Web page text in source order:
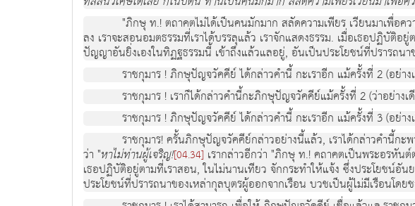
"ภิกษุ ท.! ตถาคตไม่ได้เป็นคนมักมาก สลัดความเพียร เวียนมาเพื่อ
ลง เราจะสอนอมตธรรมที่เราได้บรรลุแล้ว เราจักแสดงธรรม. เมื่อเธอปฏิบัติ
ปัญญาอันยิ่งเองในทิฏฐธรรมนี้ เข้าถึงแล้วแลอยู่, อันเป็นประโยชน์ที่ปรารถน
ราชกุมาร ! ภิกษุปัญจวัคคีย์ ได้กล่าวคำนี้ กะเราอีก แม้ครั้งที่ 2 (อย่าง
ราชกุมาร ! เราก็ได้กล่าวคำนี้กะภิกษุปัญจวัคคีย์แม้ครั้งที่ 2 (ว่าอย่างเ
ราชกุมาร ! ภิกษุปัญจวัคคีย์ ได้กล่าวคำนี้ กะเราอีก แม้ครั้งที่ 3 (อย่าง
ราชกุมาร! ครั้นภิกษุปัญจวัคคีย์กล่าวอย่างนี้แล้ว, เราได้กล่าวคำนี้กะ
ว่า "หาไม่ท่านผู้เจริญ![04.34] เรากล่าวอีกว่า "ภิกษุ ท.! คถาคตเป็นพระอรหันต์
เธอปฏิบัติอยู่ตามที่เราสอน, ในไม่นานเทียว จักกระทำให้แจ้ง ซึ่งประโยชน์
ประโยชน์ที่ปรารถนาของเหล่ากุลบุตรผู้ออกจากเรือน บวชเป็นผู้ไม่มีเรือนโดย